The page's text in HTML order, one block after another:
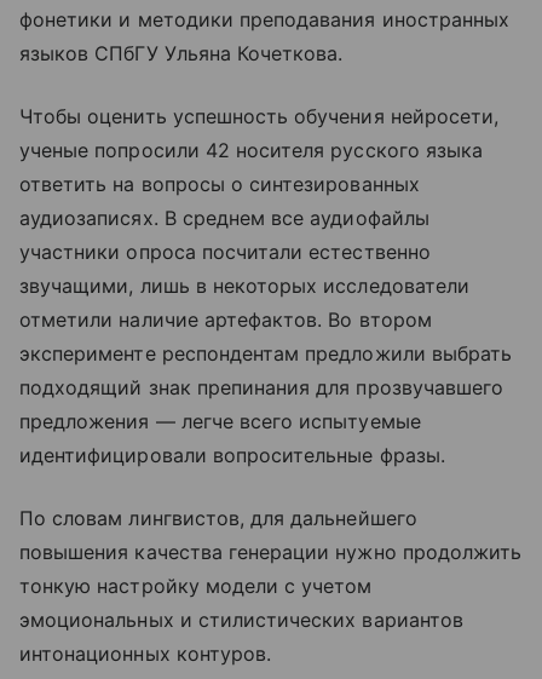
фонетики и методики преподавания иностранных
языков СПбГУ Ульяна Кочеткова.
Чтобы оценить успешность обучения нейросети,
ученые попросили 42 носителя русского языка
ответить на вопросы о синтезированных
аудиозаписях. В среднем все аудиофайлы
участники опроса посчитали естественно
звучащими, лишь в некоторых исследователи
отметили наличие артефактов. Во втором
эксперименте респондентам предложили выбрать
подходящий знак препинания для прозвучавшего
предложения — легче всего испытуемые
идентифицировали вопросительные фразы.
По словам лингвистов, для дальнейшего
повышения качества генерации нужно продолжить
тонкую настройку модели с учетом
эмоциональных и стилистических вариантов
интонационных контуров.